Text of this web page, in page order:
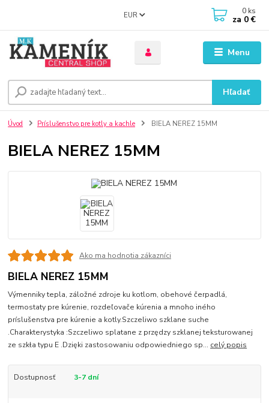
Menu
EUR
Hľadať
0 ks
za 0 €
Úvod Príslušenstvo pre kotly a kachle BIELA NEREZ 15MM
BIELA NEREZ 15MM
Ako ma hodnotia zákazníci
BIELA NEREZ 15MM
Výmenniky tepla, záložné zdroje ku kotlom, obehové čerpadlá,
termostaty pre kúrenie, rozdeľovače kúrenia a mnoho iného
príslušenstva pre kúrenie a kotly.Szczeliwo szklane suche
.Charakterystyka :Szczeliwo splatane z przędzy szklanej teksturowanej
ze szkła typu E .Dzięki zastosowaniu odpowiedniego sp... celý popis
Dostupnosť 3-7 dní